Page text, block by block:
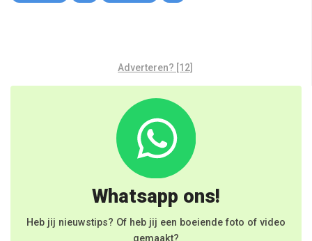
Adverteren? [12]
Whatsapp ons!
Heb jij nieuwstips? Of heb jij een boeiende foto of video
gemaakt?